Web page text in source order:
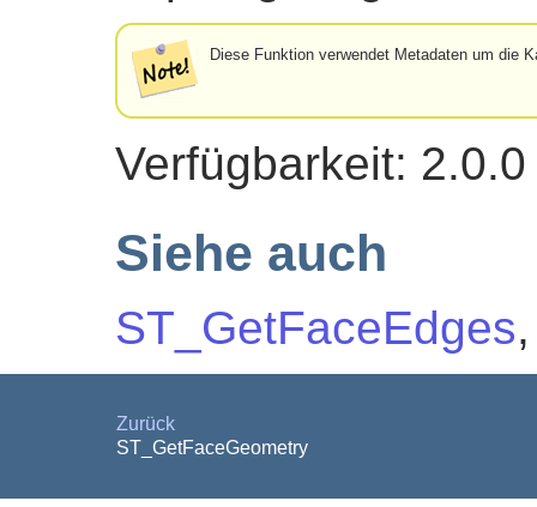
Diese Funktion verwendet Metadaten um die
Verfügbarkeit: 2.0.0
Siehe auch
ST_GetFaceEdges
Zurück
ST_GetFaceGeometry